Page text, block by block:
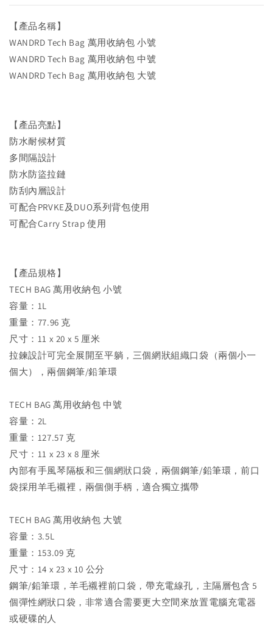
【產品名稱】
WANDRD Tech Bag 萬用收納包 小號
WANDRD Tech Bag 萬用收納包 中號
WANDRD Tech Bag 萬用收納包 大號
【產品亮點】
防水耐候材質
多間隔設計
防水防盜拉鏈
防刮內層設計
可配合PRVKE及DUO系列背包使用
可配合Carry Strap 使用
【產品規格】
TECH BAG 萬用收納包 小號
容量：1L
重量：77.96 克
尺寸：11 x 20 x 5 厘米
拉鍊設計可完全展開至平躺，三個網狀組織口袋（兩個小一
個大），兩個鋼筆/鉛筆環
TECH BAG 萬用收納包 中號
容量：2L
重量：127.57 克
尺寸：11 x 23 x 8 厘米
內部有手風琴隔板和三個網狀口袋，兩個鋼筆/鉛筆環，前口
袋採用羊毛襯裡，兩個側手柄，適合獨立攜帶
TECH BAG 萬用收納包 大號
容量：3.5L
重量：153.09 克
尺寸：14 x 23 x 10 公分
鋼筆/鉛筆環，羊毛襯裡前口袋，帶充電線孔，主隔層包含 5
個彈性網狀口袋，非常適合需要更大空間來放置電腦充電器
或硬碟的人